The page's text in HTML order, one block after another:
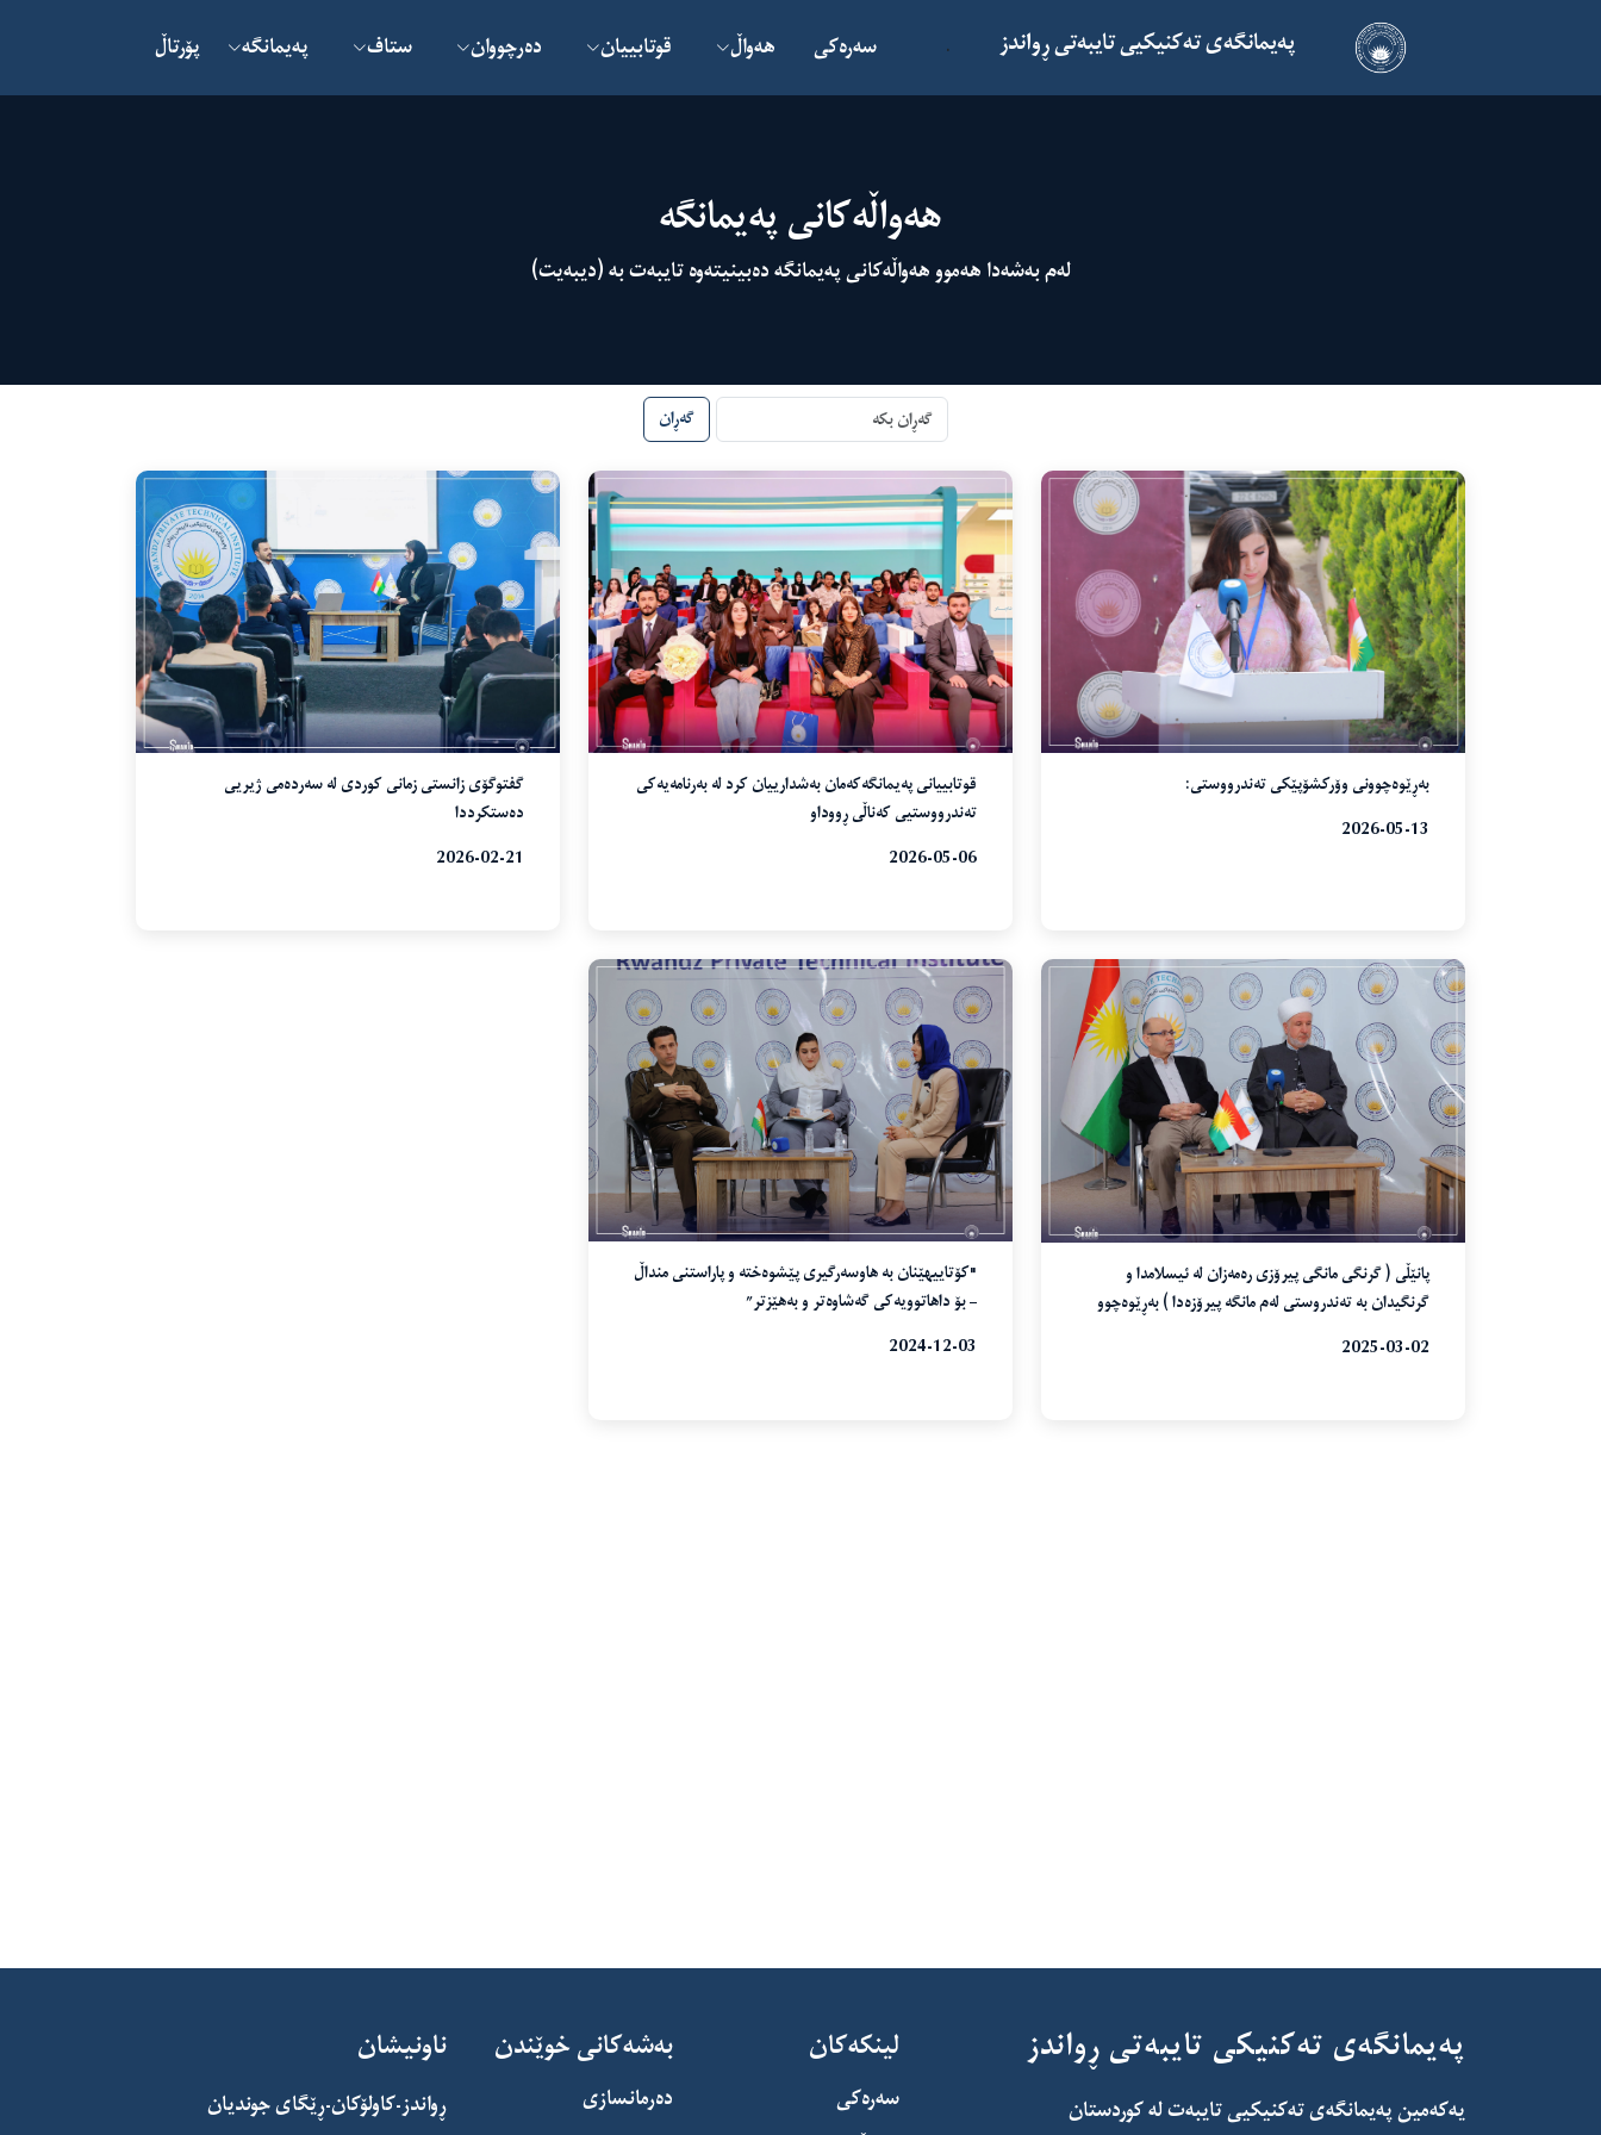
پەیمانگەی تەکنیکیی تایبەتی ڕواندز . سەرەکی هەواڵ قوتابییان دەرچووان ستاف پەیمانگە پۆرتاڵ
هەواڵەکانی پەیمانگە
لەم بەشەدا هەموو هەواڵەکانی پەیمانگە دەبینیتەوە تایبەت بە (دیبەیت)
گەڕان
بەڕێوەچوونی وۆرکشۆپێکی تەندرووستی:
2026-05-13
قوتابییانی پەیمانگەکەمان بەشدارییان کرد لە بەرنامەیەکی
تەندرووستیی کەناڵی ڕووداو
2026-05-06
گفتوگۆی زانستی زمانی کوردی لە سەردەمی ژیریی
دەستکرددا
2026-02-21
پانێڵی ( گرنگی مانگی پیرۆزی رەمەزان لە ئیسلامدا و
گرنگیدان بە تەندروستی لەم مانگە پیرۆزەدا ) بەڕێوەچوو
2025-03-02
"کۆتاییهێنان بە هاوسەرگیری پێشوەختە و پاراستنی منداڵ
– بۆ داهاتوویەکی گەشاوەتر و بەهێزتر”
2024-12-03
پەیمانگەی تەکنیکی تایبەتی ڕواندز
یەکەمین پەیمانگەی تەکنیکیی تایبەت لە کوردستان
لینکەکان
سەرەکی
بەشەکانی خوێندن
دەرمانسازی
ناونیشان
ڕواندز-کاولۆکان-ڕێگای جوندیان